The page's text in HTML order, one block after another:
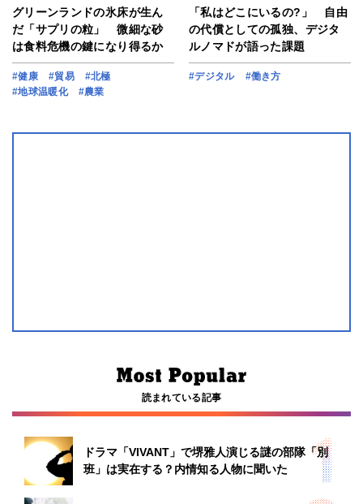
グリーンランドの氷床が生ん
だ「サプリの粒」 微細な砂
は食料危機の鍵になり得るか
#健康 #貿易
#北極
#地球温暖化
#農業
「私はどこにいるの?」 自由
の代償としての孤独、デジタ
ルノマドが語った課題
#デジタル #働き方
読まれている記事
ドラマ「VIVANT」で堺雅人演じる謎の部隊「別
班」は実在する？内情知る人物に聞いた